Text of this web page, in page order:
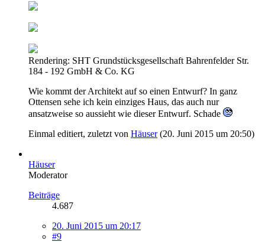
Rendering: SHT Grundstücksgesellschaft Bahrenfelder Str.
184 - 192 GmbH & Co. KG
Wie kommt der Architekt auf so einen Entwurf? In ganz
Ottensen sehe ich kein einziges Haus, das auch nur
ansatzweise so aussieht wie dieser Entwurf. Schade
Einmal editiert, zuletzt von Häuser(20. Juni 2015 um 20:50)
Häuser
Moderator
Beiträge
4.687
20. Juni 2015 um 20:17
#9